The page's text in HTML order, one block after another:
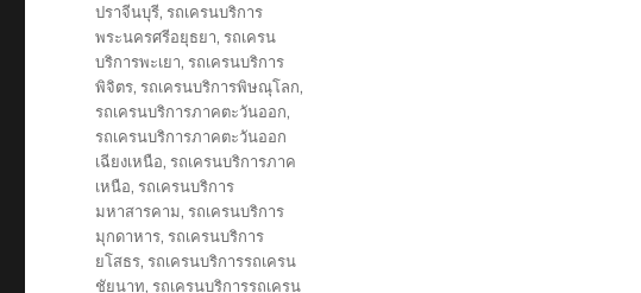
ปราจีนบุรี,รถเครนบริการ
พระนครศรีอยุธยา,รถเครน
บริการพะเยา,รถเครนบริการ
พิจิตร,รถเครนบริการพิษณุโลก,
รถเครนบริการภาคตะวันออก,
รถเครนบริการภาคตะวันออก
เฉียงเหนือ,รถเครนบริการภาค
เหนือ,รถเครนบริการ
มหาสารคาม,รถเครนบริการ
มุกดาหาร,รถเครนบริการ
ยโสธร,รถเครนบริการรถเครน
ชัยนาท,รถเครนบริการรถเครน